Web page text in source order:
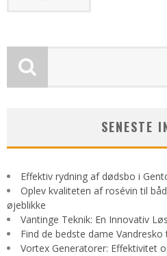
SENESTE
Effektiv rydning af dødsbo i
Oplev kvaliteten af rosévin til
øjeblikke
Vantinge Teknik: En Innovativ
Find de bedste dame
Vortex Generatorer: Effektivitet